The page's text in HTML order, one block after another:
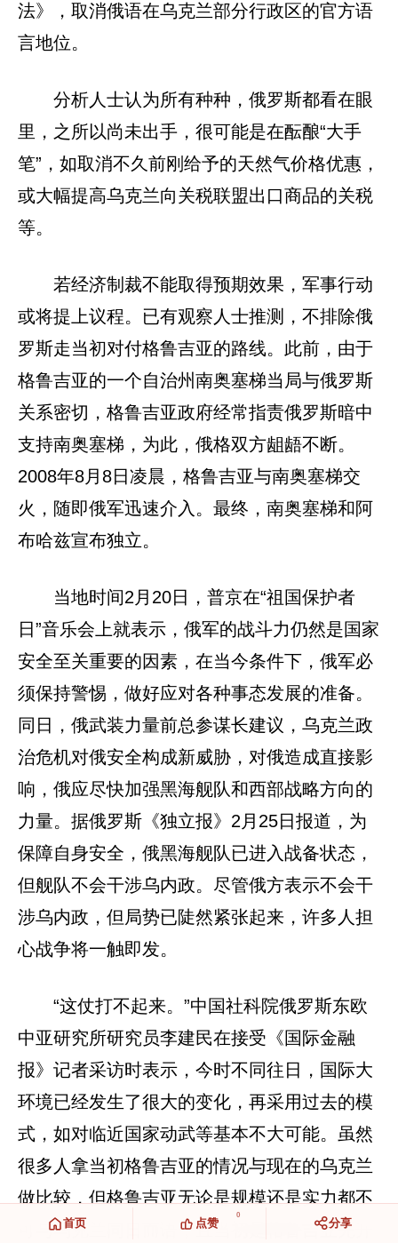
法》，取消俄语在乌克兰部分行政区的官方语
言地位。
分析人士认为所有种种，俄罗斯都看在眼
里，之所以尚未出手，很可能是在酝酿“大手
笔”，如取消不久前刚给予的天然气价格优惠，
或大幅提高乌克兰向关税联盟出口商品的关税
等。
若经济制裁不能取得预期效果，军事行动
或将提上议程。已有观察人士推测，不排除俄
罗斯走当初对付格鲁吉亚的路线。此前，由于
格鲁吉亚的一个自治州南奥塞梯当局与俄罗斯
关系密切，格鲁吉亚政府经常指责俄罗斯暗中
支持南奥塞梯，为此，俄格双方龃龉不断。
2008年8月8日凌晨，格鲁吉亚与南奥塞梯交
火，随即俄军迅速介入。最终，南奥塞梯和阿
布哈兹宣布独立。
当地时间2月20日，普京在“祖国保护者
日”音乐会上就表示，俄军的战斗力仍然是国家
安全至关重要的因素，在当今条件下，俄军必
须保持警惕，做好应对各种事态发展的准备。
同日，俄武装力量前总参谋长建议，乌克兰政
治危机对俄安全构成新威胁，对俄造成直接影
响，俄应尽快加强黑海舰队和西部战略方向的
力量。据俄罗斯《独立报》2月25日报道，为
保障自身安全，俄黑海舰队已进入战备状态，
但舰队不会干涉乌内政。尽管俄方表示不会干
涉乌内政，但局势已陡然紧张起来，许多人担
心战争将一触即发。
“这仗打不起来。”中国社科院俄罗斯东欧
中亚研究所研究员李建民在接受《国际金融
报》记者采访时表示，今时不同往日，国际大
环境已经发生了很大的变化，再采用过去的模
式，如对临近国家动武等基本不大可能。虽然
很多人拿当初格鲁吉亚的情况与现在的乌克兰
做比较，但格鲁吉亚无论是规模还是实力都不
可与乌克兰同日而语，且当初是格鲁吉亚先开
首页
0
点赞 分享